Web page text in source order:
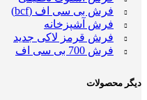
فرش بی سی اف (bcf)
فرش آشپزخانه
فرش قرمز لاکی جدید
فرش 700 بی سی اف
دیگر محصولات